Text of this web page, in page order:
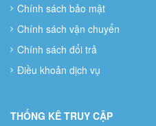
Chính sách bảo mật
Chính sách vận chuyển
Chính sách đổi trả
Điều khoản dịch vụ
THỐNG KÊ TRUY CẬP